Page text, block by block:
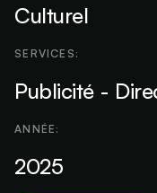
Culturel
SERVICES:
Publicité -
ANNÉE:
2025